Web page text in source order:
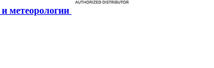
метеорологии